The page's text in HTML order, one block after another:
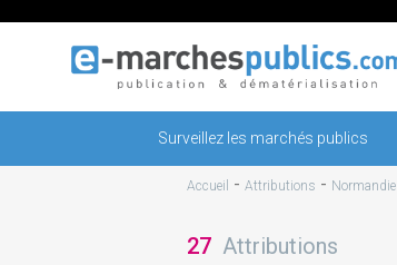
Surveillez les marchés publics
Accueil - Attributions - Normandie
27 Attributions